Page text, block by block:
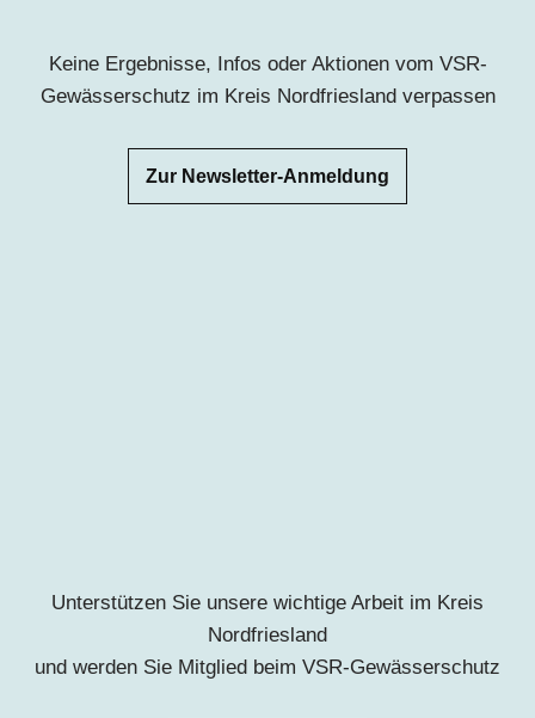
Keine Ergebnisse, Infos oder Aktionen vom VSR-
Gewässerschutz im Kreis Nordfriesland verpassen
Zur Newsletter-Anmeldung
Unterstützen Sie unsere wichtige Arbeit im Kreis
Nordfriesland
und werden Sie Mitglied beim VSR-Gewässerschutz